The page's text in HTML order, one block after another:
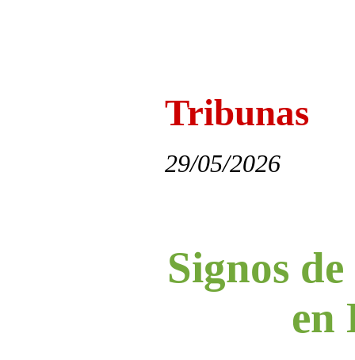
Tribunas
29/05/2026
Signos
en